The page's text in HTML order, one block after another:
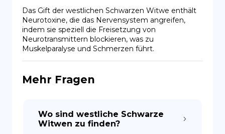
DE
EN
ES
Copiright © Niro ID
Das Gift der westlichen Schwarzen Witwe enthält
Neurotoxine, die das Nervensystem angreifen,
indem sie speziell die Freisetzung von
Neurotransmittern blockieren, was zu
Muskelparalyse und Schmerzen führt.
Mehr Fragen
Wo sind westliche Schwarze
Witwen zu finden?